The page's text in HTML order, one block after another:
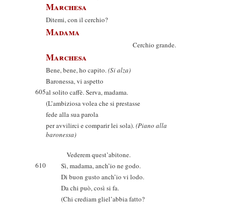
Marchesa
Ditemi, con il cerchio?
Madama
Cerchio grande.
Marchesa
Bene, bene, ho capito.(Si alza)
Baronessa, vi aspetto
605al solito caffè. Serva, madama.
(L’ambiziosa volea che si prestasse
fede alla sua parola
per avvilirci e comparir lei sola).(Piano alla
baronessa)
Vederem quest’abitone.
610
Sì, madama, anch’io ne godo.
Di buon gusto anch’io vi lodo.
Da chi può, così si fa.
(Chi crediam gliel’abbia fatto?